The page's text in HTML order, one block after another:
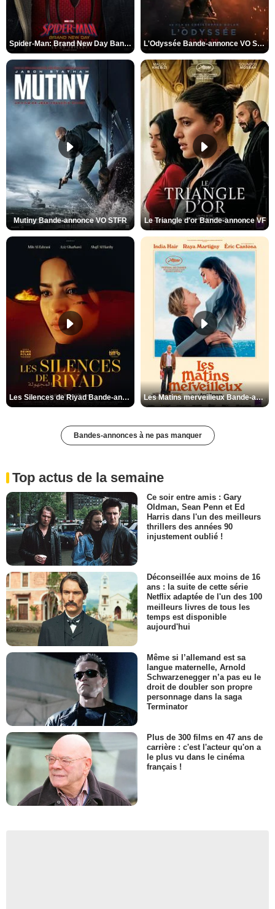
Spider-Man: Brand New Day Bande-annonce VO STFR L'Odyssée Bande-annonce VO STFR
Mutiny Bande-annonce VO STFR Le Triangle d'or Bande-annonce VF
Les Silences de Riyad Bande-annonce VO STFR Les Matins merveilleux Bande-annonce VF
Bandes-annonces à ne pas manquer
Top actus de la semaine
Ce soir entre amis : Gary
Oldman, Sean Penn et Ed
Harris dans l'un des meilleurs
thrillers des années 90
injustement oublié !
Déconseillée aux moins de 16
ans : la suite de cette série
Netflix adaptée de l'un des 100
meilleurs livres de tous les
temps est disponible
aujourd'hui
Même si l’allemand est sa
langue maternelle, Arnold
Schwarzenegger n’a pas eu le
droit de doubler son propre
personnage dans la saga
Terminator
Plus de 300 films en 47 ans de
carrière : c'est l'acteur qu'on a
le plus vu dans le cinéma
français !